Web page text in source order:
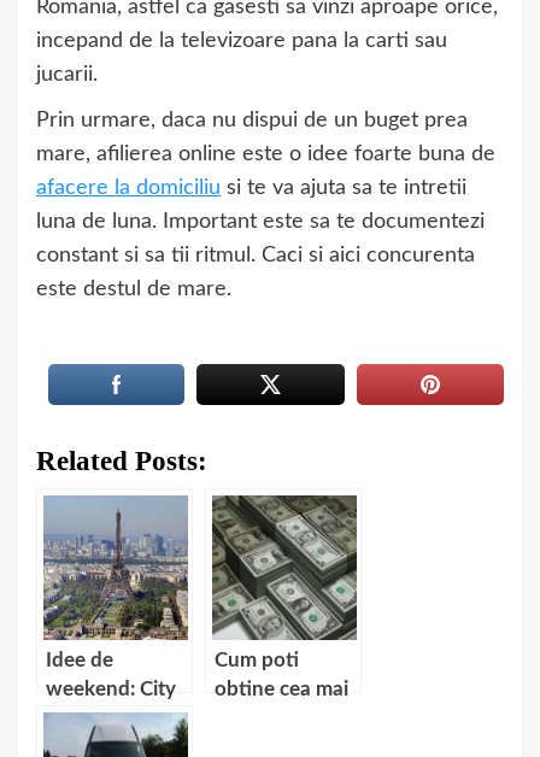
Romania, astfel ca gasesti sa vinzi aproape orice,
incepand de la televizoare pana la carti sau
jucarii.
Prin urmare, daca nu dispui de un buget prea
mare, afilierea online este o idee foarte buna de
afacere la domiciliu si te va ajuta sa te intretii
luna de luna. Important este sa te documentezi
constant si sa tii ritmul. Caci si aici concurenta
este destul de mare.
Related Posts:
Idee de
weekend: City
Break la Paris!
Cum poti
obtine cea mai